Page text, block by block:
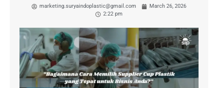
marketing.suryaindoplastic@gmail.com
March 26, 2026
2:22 pm